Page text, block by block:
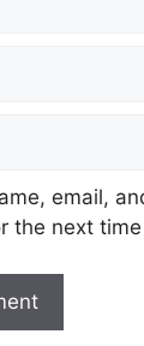
email,
the next